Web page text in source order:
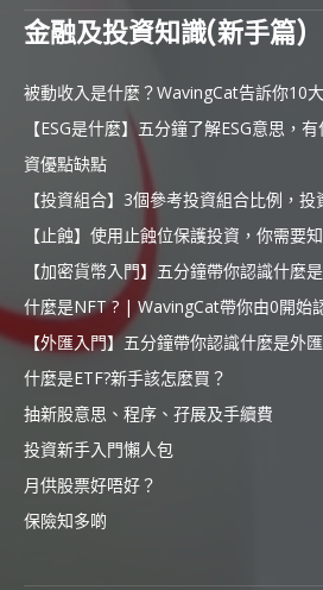
金融及投資知識(新手篇)
被動收入是什麼？WavingCat告訴你10
【ESG是什麼】五分鐘了解ESG意思，
資優點缺點
【投資組合】3個參考投資組合比例，
【止蝕】使用止蝕位保護投資，你需要
【加密貨幣入門】五分鐘帶你認識什麼
什麼是NFT ? | WavingCat帶你由0開始
【外匯入門】五分鐘帶你認識什麼是外
什麼是ETF?新手該怎麼買？
抽新股意思、程序、孖展及手續費
投資新手入門懶人包
月供股票好唔好？
保險知多啲